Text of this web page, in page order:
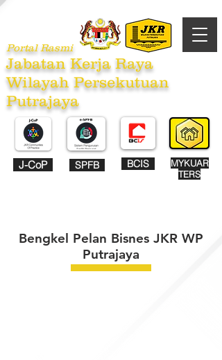
Portal Rasmi
Jabatan Kerja Raya
Wilayah Persekutuan
Putrajaya
J-CoP
MYKUAR
TERS
SPFB BCIS
Bengkel Pelan Bisnes JKR WP
Putrajaya